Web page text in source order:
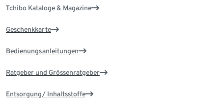
Tchibo Kataloge & Magazine
Geschenkkarte
Bedienungsanleitungen
Ratgeber und Grössenratgeber
Entsorgung/ Inhaltsstoffe